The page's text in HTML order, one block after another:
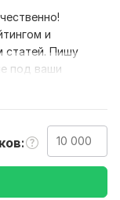
и
статей. Пишу
под ваши
от вас
получить, какие у
и доступы,